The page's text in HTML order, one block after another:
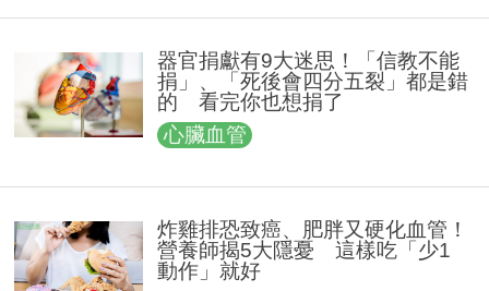
器官捐獻有9大迷思！「信教不能
捐」、「死後會四分五裂」都是錯
的 看完你也想捐了
心臟血管
炸雞排恐致癌、肥胖又硬化血管！
營養師揭5大隱憂 這樣吃「少1
動作」就好